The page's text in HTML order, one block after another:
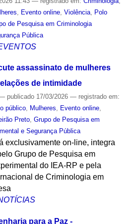
Evento online, Violência, Polo
de Pesquisa em Criminologia
Pública
assassinato de mulheres
de intimidade
publicado17/03/2026 — registrado em:
público, Mulheres, Evento online,
Preto, Grupo de Pesquisa em
e Segurança Pública
exclusivamente on-line, integra
Grupo de Pesquisa em
do IEA-RP e pela
de Criminologia em
para a Paz -